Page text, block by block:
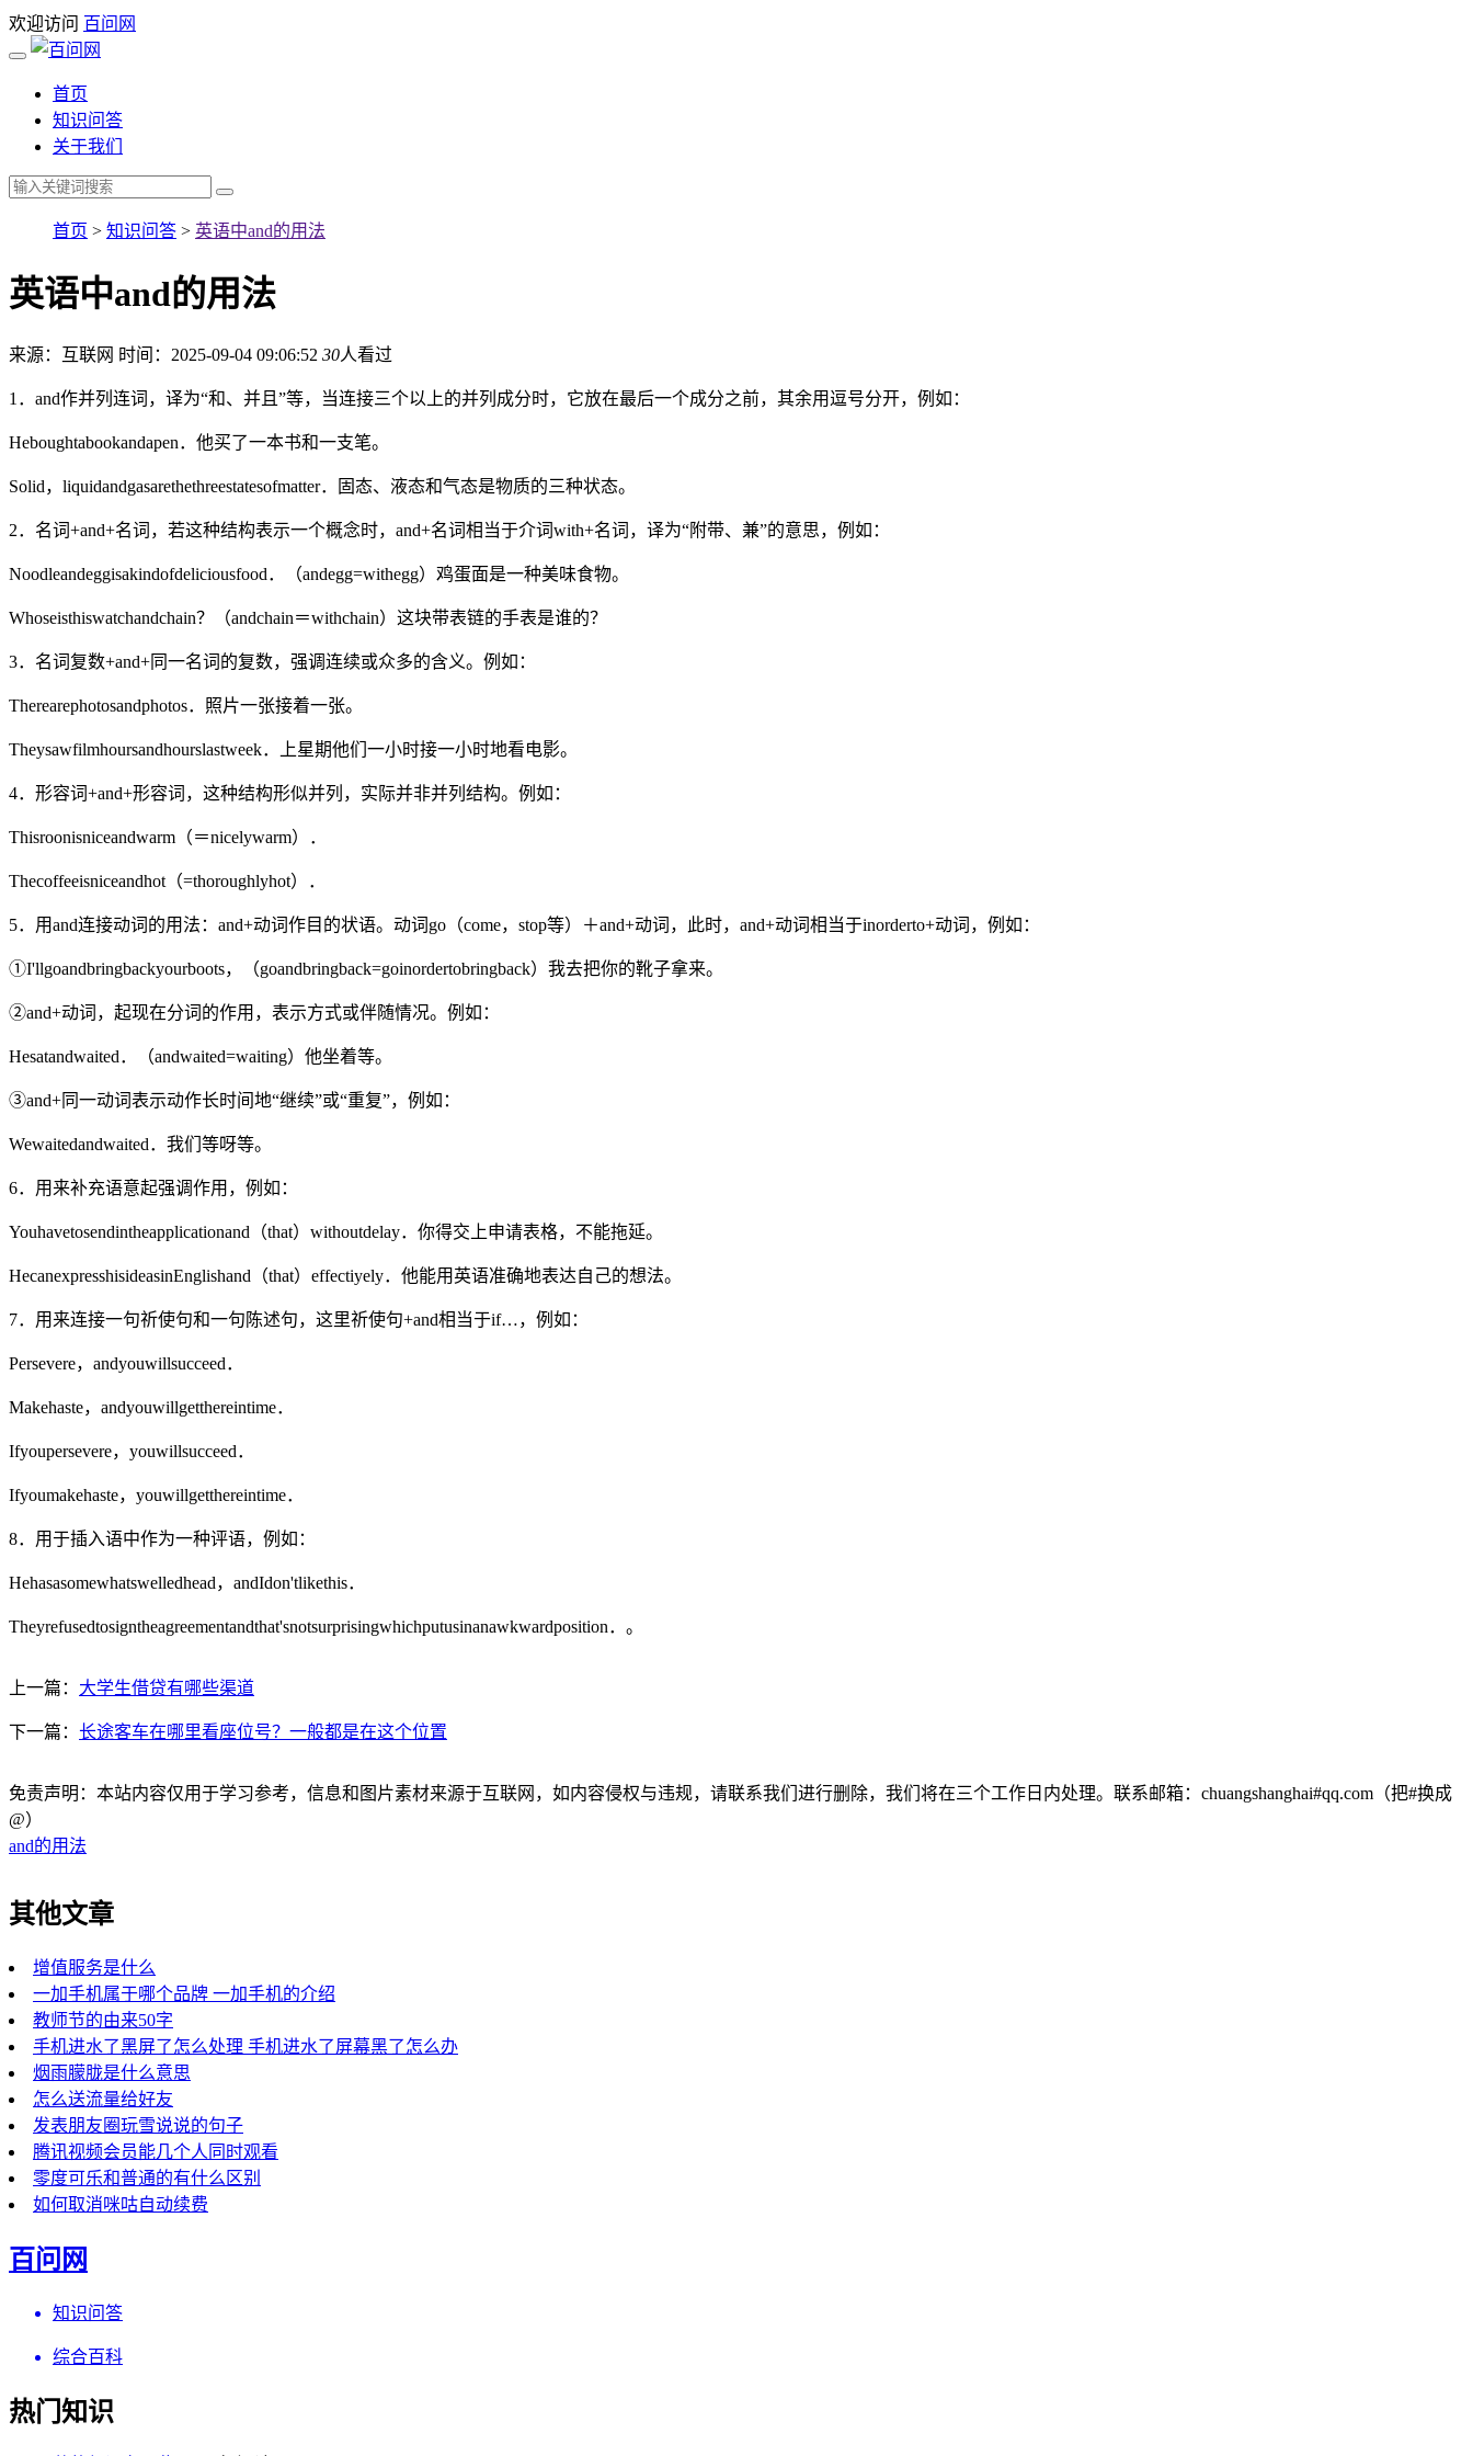
欢迎访问 百问网
首页
知识问答
关于我们
首页 > 知识问答 > 英语中and的用法
英语中and的用法
来源：互联网 时间：2025-09-04 09:06:52 30人看过
1．and作并列连词，译为“和、并且”等，当连接三个以上的并列成分时，它放在最后一个成分之前，其余用逗号分开，例如：
Heboughtabookandapen．他买了一本书和一支笔。
Solid，liquidandgasarethethreestatesofmatter．固态、液态和气态是物质的三种状态。
2．名词+and+名词，若这种结构表示一个概念时，and+名词相当于介词with+名词，译为“附带、兼”的意思，例如：
Noodleandeggisakindofdeliciousfood．（andegg=withegg）鸡蛋面是一种美味食物。
Whoseisthiswatchandchain？（andchain＝withchain）这块带表链的手表是谁的？
3．名词复数+and+同一名词的复数，强调连续或众多的含义。例如：
Therearephotosandphotos．照片一张接着一张。
Theysawfilmhoursandhourslastweek．上星期他们一小时接一小时地看电影。
4．形容词+and+形容词，这种结构形似并列，实际并非并列结构。例如：
Thisroonisniceandwarm（＝nicelywarm）．
Thecoffeeisniceandhot（=thoroughlyhot）．
5．用and连接动词的用法：and+动词作目的状语。动词go（come，stop等）＋and+动词，此时，and+动词相当于inorderto+动词，例如：
①I'llgoandbringbackyourboots，（goandbringback=goinordertobringback）我去把你的靴子拿来。
②and+动词，起现在分词的作用，表示方式或伴随情况。例如：
Hesatandwaited．（andwaited=waiting）他坐着等。
③and+同一动词表示动作长时间地“继续”或“重复”，例如：
Wewaitedandwaited．我们等呀等。
6．用来补充语意起强调作用，例如：
Youhavetosendintheapplicationand（that）withoutdelay．你得交上申请表格，不能拖延。
HecanexpresshisideasinEnglishand（that）effectiyely．他能用英语准确地表达自己的想法。
7．用来连接一句祈使句和一句陈述句，这里祈使句+and相当于if…，例如：
Persevere，andyouwillsucceed．
Makehaste，andyouwillgetthereintime．
Ifyoupersevere，youwillsucceed．
Ifyoumakehaste，youwillgetthereintime．
8．用于插入语中作为一种评语，例如：
Hehasasomewhatswelledhead，andIdon'tlikethis．
Theyrefusedtosigntheagreementandthat'snotsurprisingwhichputusinanawkwardposition．。
上一篇： 大学生借贷有哪些渠道
下一篇： 长途客车在哪里看座位号？一般都是在这个位置
免责声明：本站内容仅用于学习参考，信息和图片素材来源于互联网，如内容侵权与违规，请联系我们进行删除，我们将在三个工作日内处理。联系邮箱：chuangshanghai#qq.com（把#换成
@）
and的用法
其他文章
增值服务是什么
一加手机属于哪个品牌 一加手机的介绍
教师节的由来50字
手机进水了黑屏了怎么处理 手机进水了屏幕黑了怎么办
烟雨朦胧是什么意思
怎么送流量给好友
发表朋友圈玩雪说说的句子
腾讯视频会员能几个人同时观看
零度可乐和普通的有什么区别
如何取消咪咕自动续费
百问网
知识问答
综合百科
热门知识